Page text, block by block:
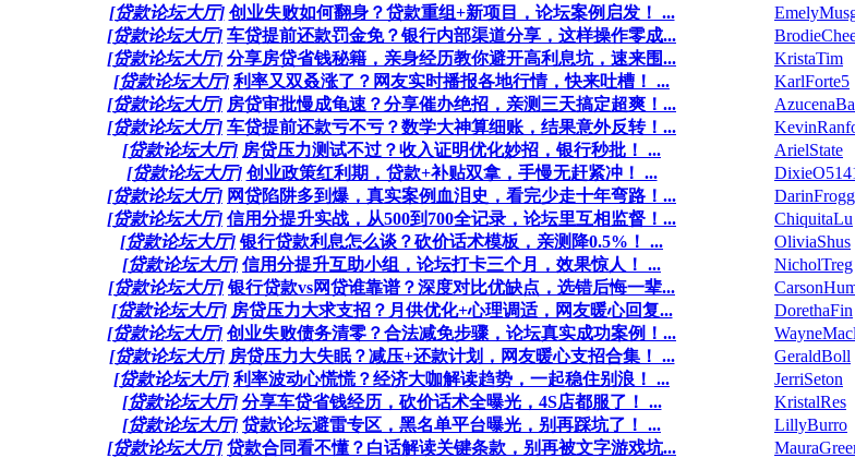
[贷款论坛大厅] 创业失败如何翻身？贷款重组+新项目，论坛案例启发！ ...
[贷款论坛大厅] 车贷提前还款罚金免？银行内部渠道分享，这样操作零成...
[贷款论坛大厅] 分享房贷省钱秘籍，亲身经历教你避开高利息坑，速来围... KristaTim
[贷款论坛大厅] 利率又双叒涨了？网友实时播报各地行情，快来吐槽！ ... KarlForte5
[贷款论坛大厅] 房贷审批慢成龟速？分享催办绝招，亲测三天搞定超爽！...
[贷款论坛大厅] 车贷提前还款亏不亏？数学大神算细账，结果意外反转！...
[贷款论坛大厅] 房贷压力测试不过？收入证明优化妙招，银行秒批！ ... ArielState
[贷款论坛大厅] 创业政策红利期，贷款+补贴双拿，手慢无赶紧冲！ ...
[贷款论坛大厅] 网贷陷阱多到爆，真实案例血泪史，看完少走十年弯路！... DarinFrogg
[贷款论坛大厅] 信用分提升实战，从500到700全记录，论坛里互相监督！... ChiquitaLu
[贷款论坛大厅] 银行贷款利息怎么谈？砍价话术模板，亲测降0.5%！ ... OliviaShus
[贷款论坛大厅] 信用分提升互助小组，论坛打卡三个月，效果惊人！ ... NicholTreg
[贷款论坛大厅] 银行贷款vs网贷谁靠谱？深度对比优缺点，选错后悔一辈...
[贷款论坛大厅] 房贷压力大求支招？月供优化+心理调适，网友暖心回复... DorethaFin
[贷款论坛大厅] 创业失败债务清零？合法减免步骤，论坛真实成功案例！...
[贷款论坛大厅] 房贷压力大失眠？减压+还款计划，网友暖心支招合集！ ... GeraldBoll
[贷款论坛大厅] 利率波动心慌慌？经济大咖解读趋势，一起稳住别浪！ ... JerriSeton
[贷款论坛大厅] 分享车贷省钱经历，砍价话术全曝光，4S店都服了！ ... KristalRes
[贷款论坛大厅] 贷款论坛避雷专区，黑名单平台曝光，别再踩坑了！ ... LillyBurro
[贷款论坛大厅] 贷款合同看不懂？白话解读关键条款，别再被文字游戏坑...